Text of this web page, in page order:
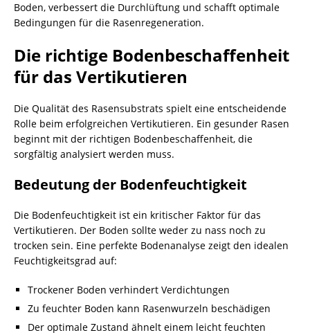
Boden, verbessert die Durchlüftung und schafft optimale
Bedingungen für die Rasenregeneration.
Die richtige Bodenbeschaffenheit
für das Vertikutieren
Die Qualität des Rasensubstrats spielt eine entscheidende
Rolle beim erfolgreichen Vertikutieren. Ein gesunder Rasen
beginnt mit der richtigen Bodenbeschaffenheit, die
sorgfältig analysiert werden muss.
Bedeutung der Bodenfeuchtigkeit
Die Bodenfeuchtigkeit ist ein kritischer Faktor für das
Vertikutieren. Der Boden sollte weder zu nass noch zu
trocken sein. Eine perfekte Bodenanalyse zeigt den idealen
Feuchtigkeitsgrad auf:
Trockener Boden verhindert Verdichtungen
Zu feuchter Boden kann Rasenwurzeln beschädigen
Der optimale Zustand ähnelt einem leicht feuchten